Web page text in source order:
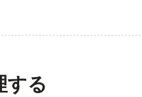
する